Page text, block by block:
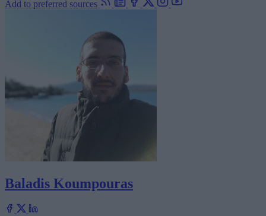
Add to preferred sources
Baladis Koumpouras